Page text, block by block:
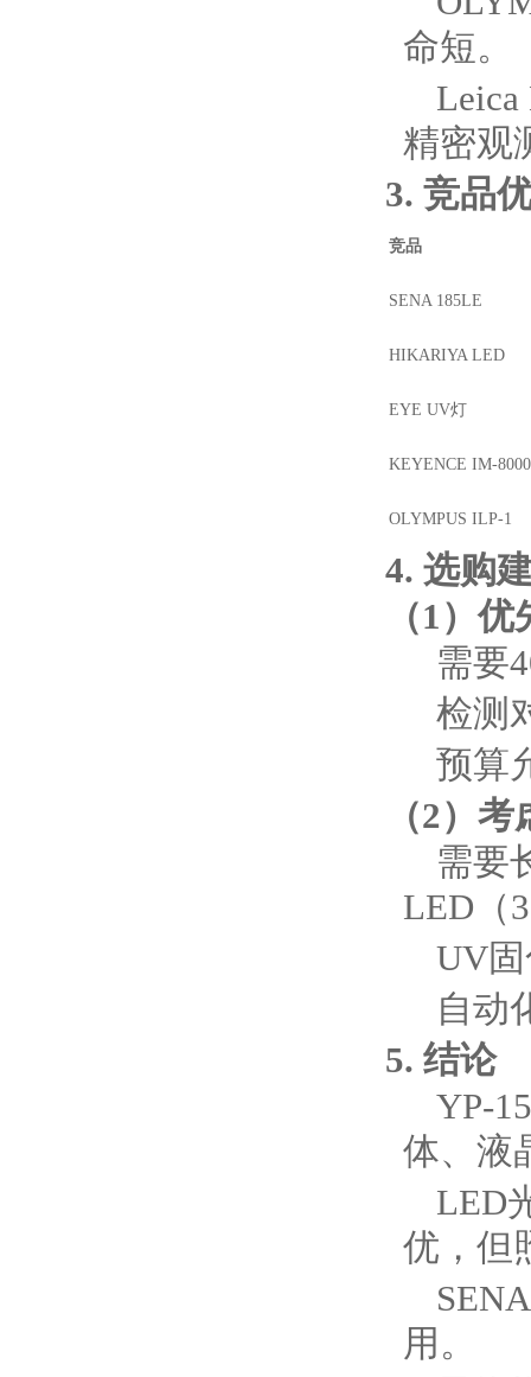
命短。
精密观
3. 竞品
竞品
SENA 185LE
HIKARIYA LED
EYE UV灯
KEYENCE IM-8000
OLYMPUS ILP-1
4. 选购
（1）
需要
检测
预算
（2）
需要
LED（
UV
自动
5. 结论
YP-
体、液
LED
优，但
用。